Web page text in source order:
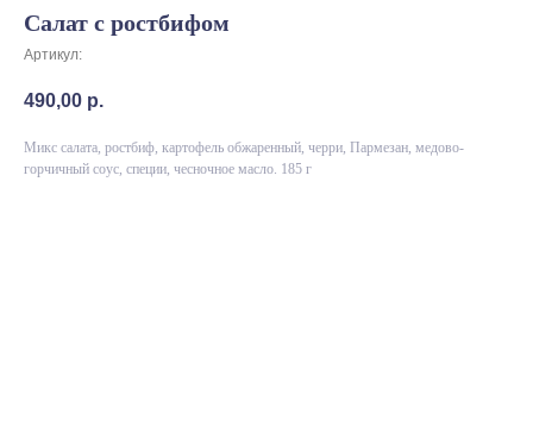
Салат с ростбифом
Артикул:
490,00 р.
Микс салата, ростбиф, картофель обжаренный, черри, Пармезан, медово-
горчичный соус, специи, чесночное масло. 185 г